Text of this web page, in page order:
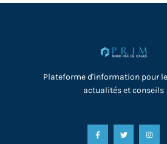
Plateforme d'information pour
actualités et conseils